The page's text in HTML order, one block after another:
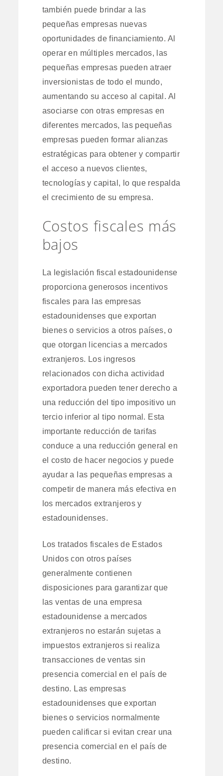
también puede brindar a las
pequeñas empresas nuevas
oportunidades de financiamiento. Al
operar en múltiples mercados, las
pequeñas empresas pueden atraer
inversionistas de todo el mundo,
aumentando su acceso al capital. Al
asociarse con otras empresas en
diferentes mercados, las pequeñas
empresas pueden formar alianzas
estratégicas para obtener y compartir
el acceso a nuevos clientes,
tecnologías y capital, lo que respalda
el crecimiento de su empresa.
Costos fiscales más
bajos
La legislación fiscal estadounidense
proporciona generosos incentivos
fiscales para las empresas
estadounidenses que exportan
bienes o servicios a otros países, o
que otorgan licencias a mercados
extranjeros. Los ingresos
relacionados con dicha actividad
exportadora pueden tener derecho a
una reducción del tipo impositivo un
tercio inferior al tipo normal. Esta
importante reducción de tarifas
conduce a una reducción general en
el costo de hacer negocios y puede
ayudar a las pequeñas empresas a
competir de manera más efectiva en
los mercados extranjeros y
estadounidenses.
Los tratados fiscales de Estados
Unidos con otros países
generalmente contienen
disposiciones para garantizar que
las ventas de una empresa
estadounidense a mercados
extranjeros no estarán sujetas a
impuestos extranjeros si realiza
transacciones de ventas sin
presencia comercial en el país de
destino. Las empresas
estadounidenses que exportan
bienes o servicios normalmente
pueden calificar si evitan crear una
presencia comercial en el país de
destino.